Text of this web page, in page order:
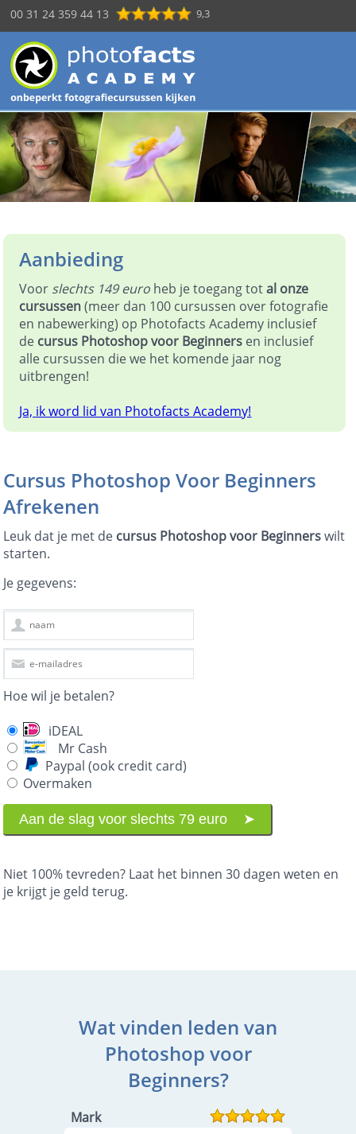
00 31 24 359 44 13 9,3
Aanbieding
Voor slechts 149 euro heb je toegang total onze
cursussen(meer dan 100 cursussen over fotografie
en nabewerking) op Photofacts Academy inclusief
de cursus Photoshop voor Beginners en inclusief
alle cursussen die we het komende jaar nog
uitbrengen!
Ja, ik word lid van Photofacts Academy!
Cursus Photoshop Voor Beginners
Afrekenen
Leuk dat je met de cursus Photoshop voor Beginnerswilt
starten.
Je gegevens:
Hoe wil je betalen?
iDEAL
Mr Cash
Paypal (ook credit card)
Overmaken
Niet 100% tevreden? Laat het binnen 30 dagen weten en
je krijgt je geld terug.
Wat vinden leden van
Photoshop voor
Beginners?
Mark